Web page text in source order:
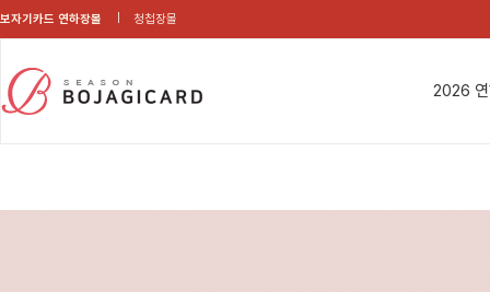
보자기카드 연하장몰 청첩장몰
2026